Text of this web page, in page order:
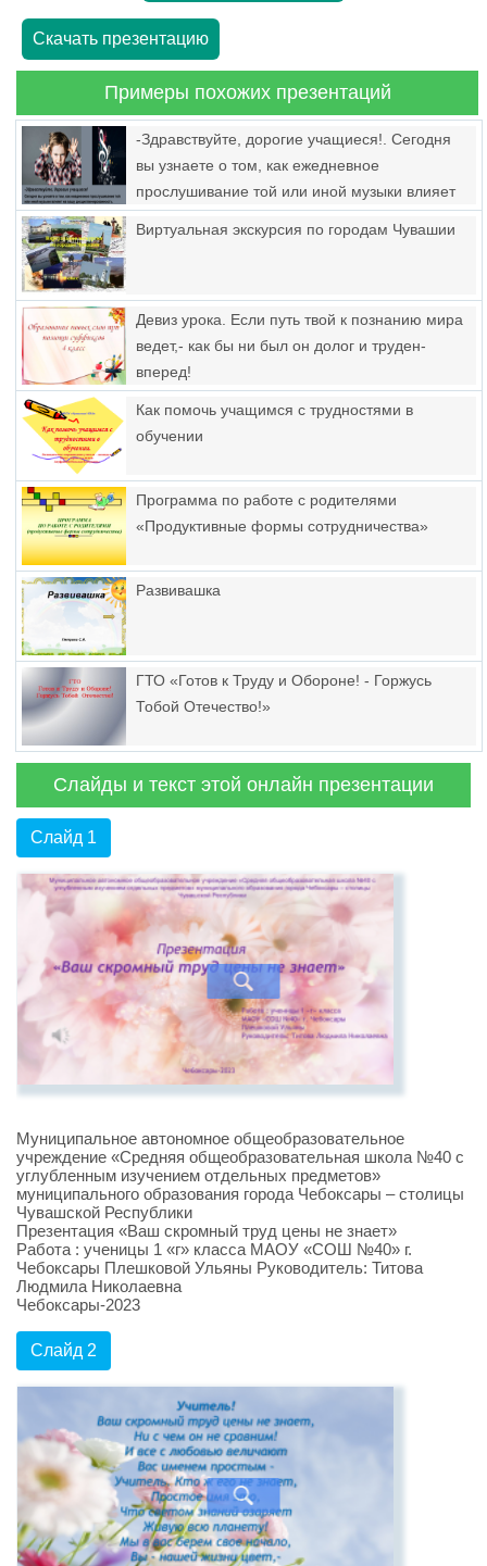
Скачать презентацию
Примеры похожих презентаций
-Здравствуйте, дорогие учащиеся!. Сегодня
вы узнаете о том, как ежедневное
прослушивание той или иной музыки влияет
Виртуальная экскурсия по городам Чувашии
Девиз урока. Если путь твой к познанию мира
ведет,- как бы ни был он долог и труден-
вперед!
Как помочь учащимся с трудностями в
обучении
Программа по работе с родителями
«Продуктивные формы сотрудничества»
Развивашка
ГТО «Готов к Труду и Обороне! - Горжусь
Тобой Отечество!»
Слайды и текст этой онлайн презентации
Слайд 1
Муниципальное автономное общеобразовательное
учреждение «Средняя общеобразовательная школа №40 с
углубленным изучением отдельных предметов»
муниципального образования города Чебоксары – столицы
Чувашской Республики
Презентация «Ваш скромный труд цены не знает»
Работа : ученицы 1 «г» класса МАОУ «СОШ №40» г.
Чебоксары Плешковой Ульяны Руководитель: Титова
Людмила Николаевна
Чебоксары-2023
Слайд 2